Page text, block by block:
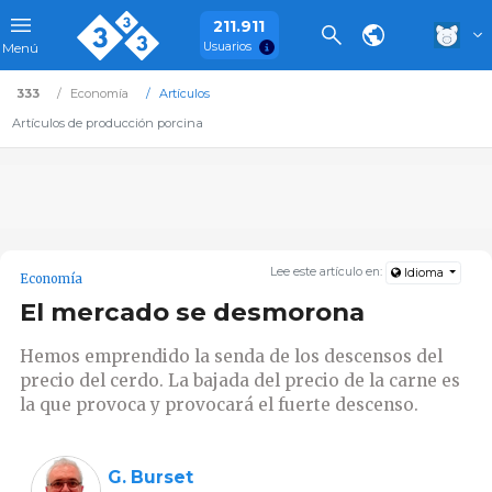
Menú
211.911
Usuarios
333 Economía
Artículos
Artículos de producción porcina
Lee este artículo en: Idioma
Economía
El mercado se desmorona
Hemos emprendido la senda de los descensos del
precio del cerdo. La bajada del precio de la carne es
la que provoca y provocará el fuerte descenso.
G. Burset